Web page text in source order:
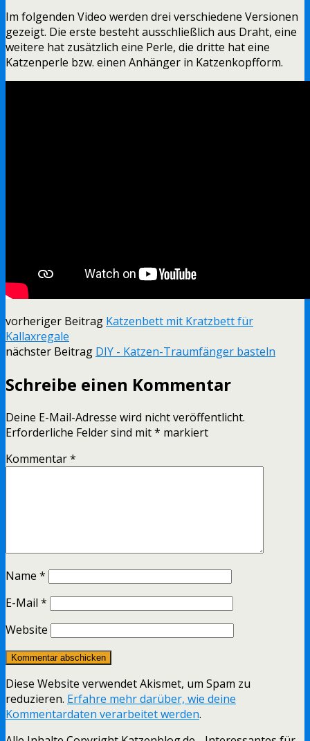
Im folgenden Video werden drei verschiedene Versionen
gezeigt. Die erste besteht ausschließlich aus Draht, eine
weitere hat zusätzlich eine Perle, die dritte hat eine
Katzenperle bzw. einen Anhänger in Katzenkopfform.
vorheriger Beitrag Katzenbett mit Kratzbett für
Kallaxregale
nächster Beitrag DIY - Katzen-Traumfänger basteln
Schreibe einen Kommentar
Deine E-Mail-Adresse wird nicht veröffentlicht.
Erforderliche Felder sind mit* markiert
Kommentar*
Name *
E-Mail *
Website
Diese Website verwendet Akismet, um Spam zu
reduzieren. Erfahre mehr darüber, wie deine
Kommentardaten verarbeitet werden.